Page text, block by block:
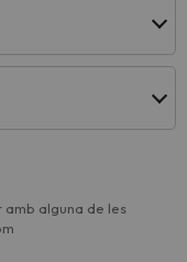
alguna de les